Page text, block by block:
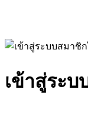
เข้าสู่ระ